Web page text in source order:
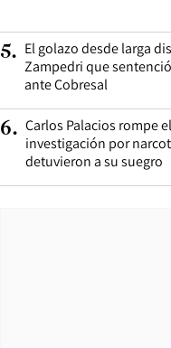
5. El golazo desde larga
Zampedri que
ante Cobresal
6. Carlos Palacios rompe
investigación por
detuvieron a su suegro